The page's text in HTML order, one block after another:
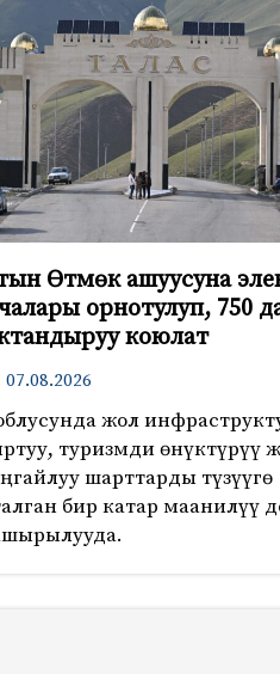
Өтмөк ашуусуна
орнотулуп, 750
коюлат
жол
туризмди өнүктүрүү
шарттарды түзүүгө
бир катар маанилүү